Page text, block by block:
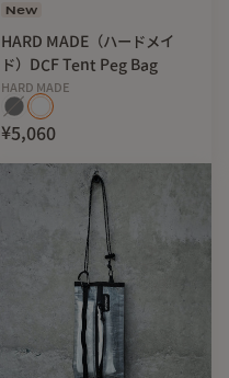
New
HARD MADE（ハードメイ
ド）DCF Tent Peg Bag
HARD MADE
¥5,060